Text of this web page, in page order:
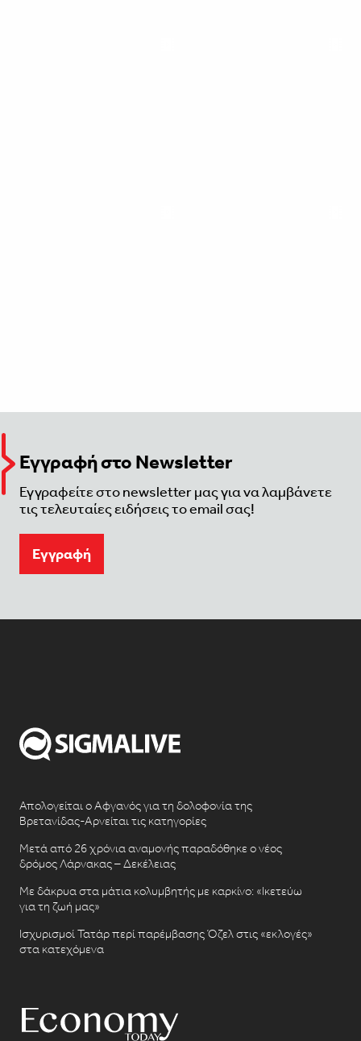
Εγγραφή στο Newsletter
Εγγραφείτε στο newsletter μας για να λαμβάνετε
τις τελευταίες ειδήσεις το email σας!
Eγγραφή
Απολογείται ο Αφγανός για τη δολοφονία της
Βρετανίδας-Αρνείται τις κατηγορίες
Μετά από 26 χρόνια αναμονής παραδόθηκε ο νέος
δρόμος Λάρνακας – Δεκέλειας
Με δάκρυα στα μάτια κολυμβητής με καρκίνο: «Ικετεύω
για τη ζωή μας»
Ισχυρισμοί Τατάρ περί παρέμβασης Όζελ στις «εκλογές»
στα κατεχόμενα